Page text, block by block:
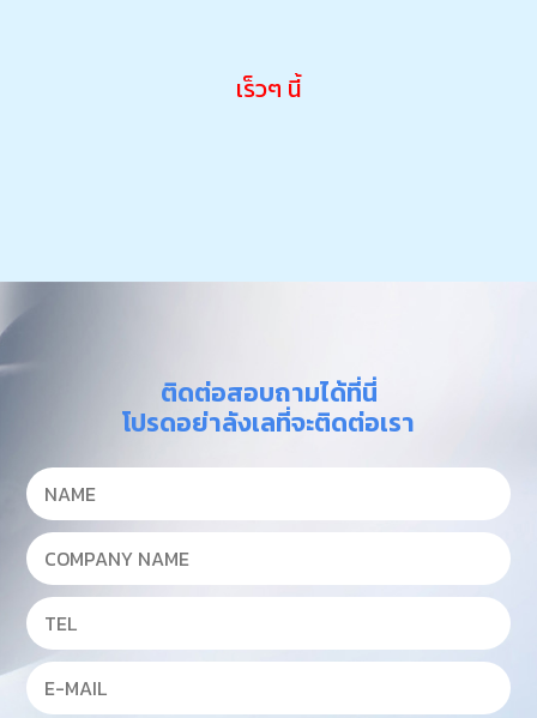
เร็วๆ นี้
ติดต่อสอบถามได้ที่นี่
โปรดอย่าลังเลที่จะติดต่อเรา